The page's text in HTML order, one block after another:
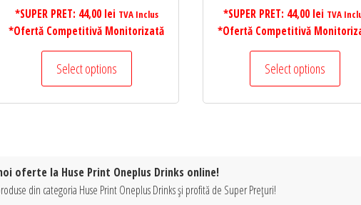
*SUPER PRET: 44,00 lei TVA Inclus
*Ofertă Competitivă Monitorizată
Select options
*SUPER PRET: 44,00 lei TVA
*Ofertă Competitivă
Select options
oferte la Huse Print Oneplus Drinks online!
din categoria Huse Print Oneplus Drinks și profită de Super Prețuri!